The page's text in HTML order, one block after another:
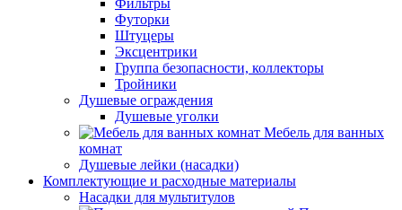
Фильтры
Футорки
Штуцеры
Эксцентрики
Группа безопасности, коллекторы
Тройники
Душевые ограждения
Душевые уголки
Мебель для ванных
комнат
Душевые лейки (насадки)
Комплектующие и расходные материалы
Насадки для мультитулов